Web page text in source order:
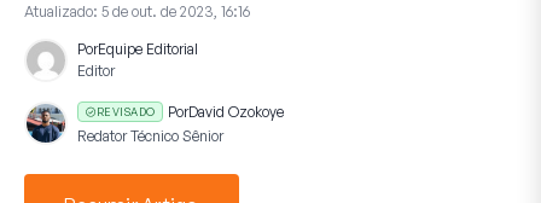
Atualizado: 5 de out. de 2023, 16:16
PorEquipe Editorial
Editor
REVISADO PorDavid Ozokoye
Redator Técnico Sênior